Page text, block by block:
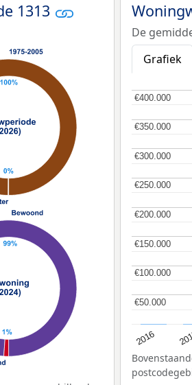
1313
De
Grafiek
2016
€50.000
€50.000
€100.000
€100.000
€150.000
€150.000
€200.000
€200.000
€250.000
€250.000
€300.000
€300.000
€350.000
€350.000
€400.000
€400.000